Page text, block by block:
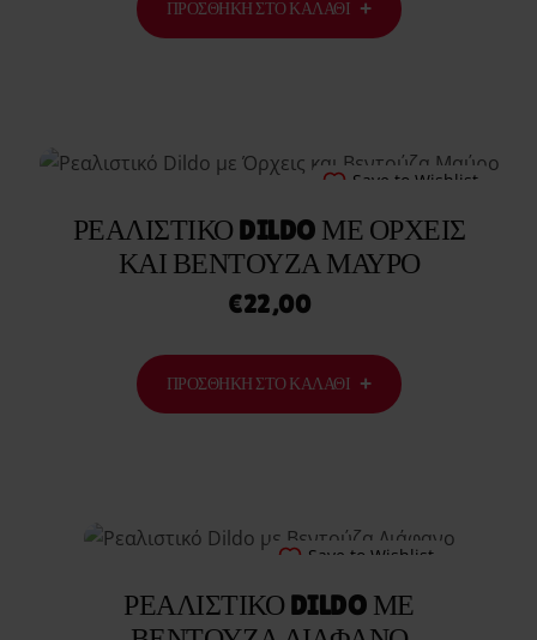
ΠΡΟΣΘΉΚΗ ΣΤΟ ΚΑΛΆΘΙ
Save to Wishlist
ΡΕΑΛΙΣΤΙΚΌ DILDO ΜΕ ΌΡΧΕΙΣ
ΚΑΙ ΒΕΝΤΟΎΖΑ ΜΑΎΡΟ
€22,00
ΠΡΟΣΘΉΚΗ ΣΤΟ ΚΑΛΆΘΙ
Save to Wishlist
ΡΕΑΛΙΣΤΙΚΌ DILDO ΜΕ